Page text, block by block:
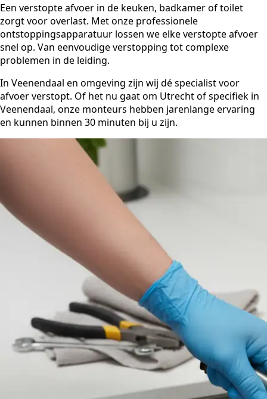
Een verstopte afvoer in de keuken, badkamer of toilet
zorgt voor overlast. Met onze professionele
ontstoppingsapparatuur lossen we elke verstopte afvoer
snel op. Van eenvoudige verstopping tot complexe
problemen in de leiding.
In Veenendaal en omgeving zijn wij dé specialist voor
afvoer verstopt. Of het nu gaat om Utrecht of specifiek in
Veenendaal, onze monteurs hebben jarenlange ervaring
en kunnen binnen 30 minuten bij u zijn.